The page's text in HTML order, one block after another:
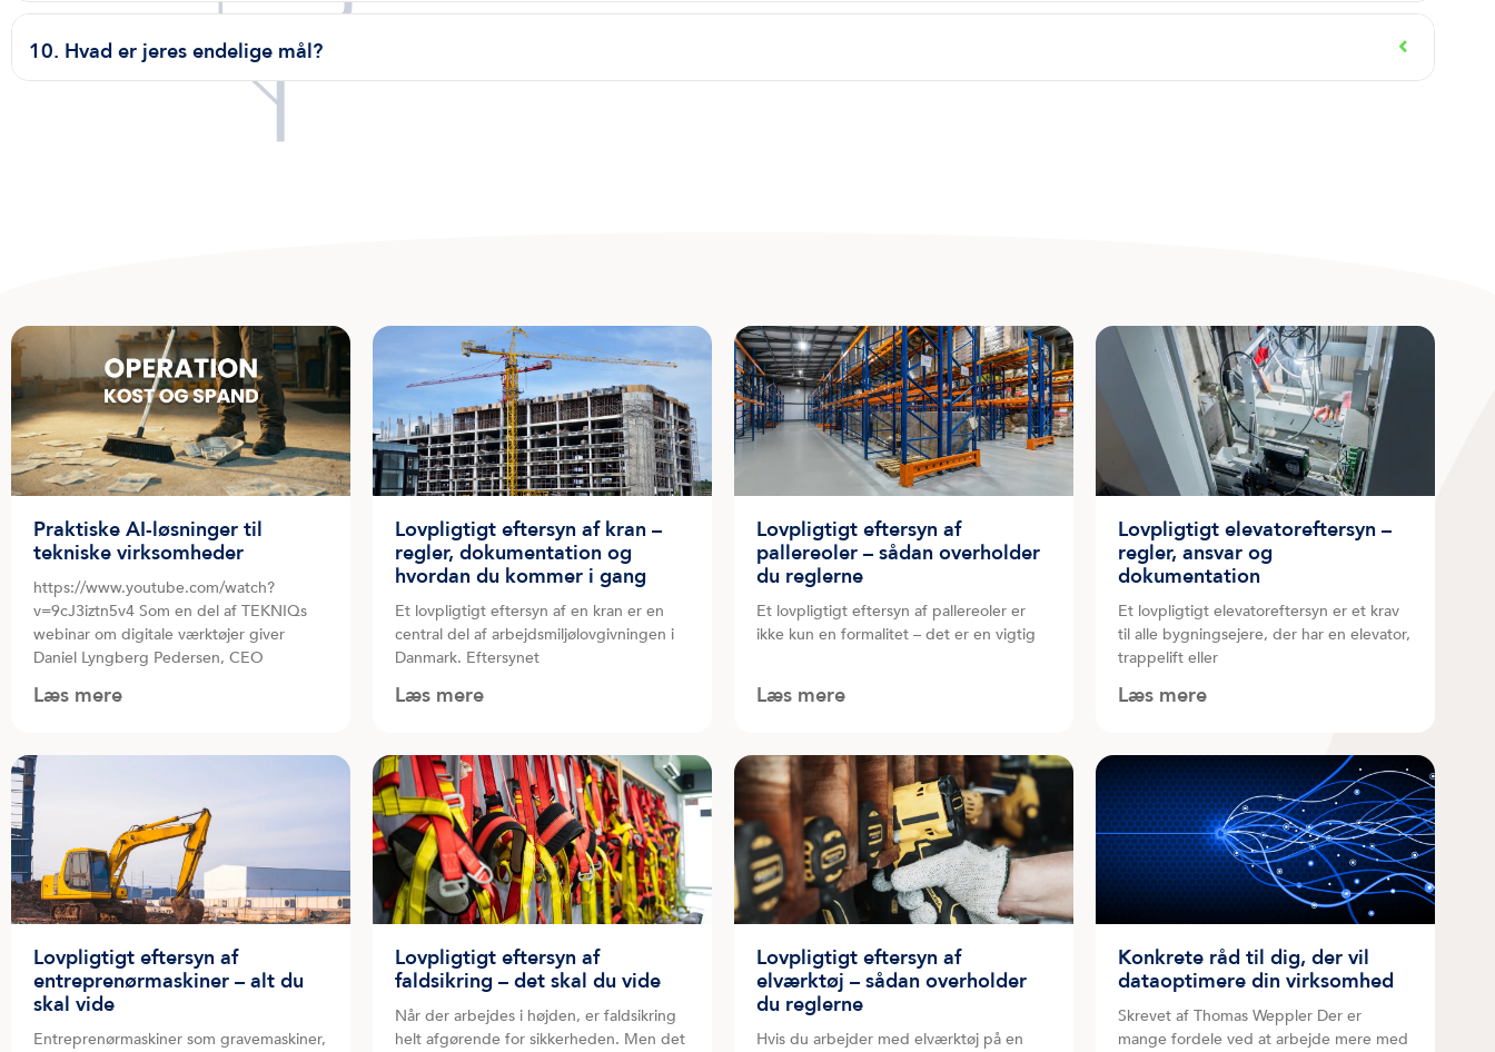
10. Hvad er jeres endelige mål?
Praktiske AI-løsninger til
tekniske virksomheder
https://www.youtube.com/watch?
v=9cJ3iztn5v4 Som en del af TEKNIQs
webinar om digitale værktøjer giver
Daniel Lyngberg Pedersen, CEO
Læs mere
Lovpligtigt eftersyn af kran –
regler, dokumentation og
hvordan du kommer i gang
Et lovpligtigt eftersyn af en kran er en
central del af arbejdsmiljølovgivningen i
Danmark. Eftersynet
Læs mere
Lovpligtigt eftersyn af
pallereoler – sådan overholder
du reglerne
Et lovpligtigt eftersyn af pallereoler er
ikke kun en formalitet – det er en vigtig
Læs mere
Lovpligtigt elevatoreftersyn –
regler, ansvar og
dokumentation
Et lovpligtigt elevatoreftersyn er et krav
til alle bygningsejere, der har en elevator,
trappelift eller
Læs mere
Lovpligtigt eftersyn af
entreprenørmaskiner – alt du
skal vide
Entreprenørmaskiner som gravemaskiner,
Lovpligtigt eftersyn af
faldsikring – det skal du vide
Når der arbejdes i højden, er faldsikring
helt afgørende for sikkerheden. Men det
Lovpligtigt eftersyn af
elværktøj – sådan overholder
du reglerne
Hvis du arbejder med elværktøj på en
Konkrete råd til dig, der vil
dataoptimere din virksomhed
Skrevet af Thomas Weppler Der er
mange fordele ved at arbejde mere med